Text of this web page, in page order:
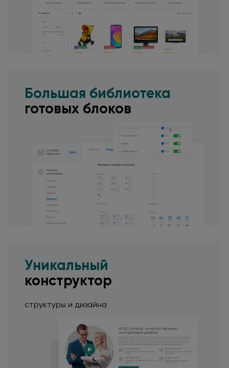
Большая библиотека
готовых блоков
Уникальный
конструктор
структуры и дизайна